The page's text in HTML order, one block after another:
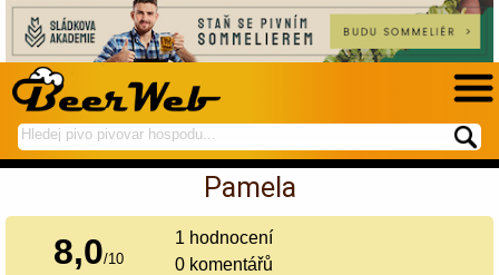
hledej
na
spustí
hledání
Pamela
8,0/10
1 hodnocení
0 komentářů